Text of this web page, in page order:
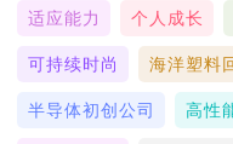
适应能力 个人成长
可持续时尚 海洋塑料
半导体初创公司 高性